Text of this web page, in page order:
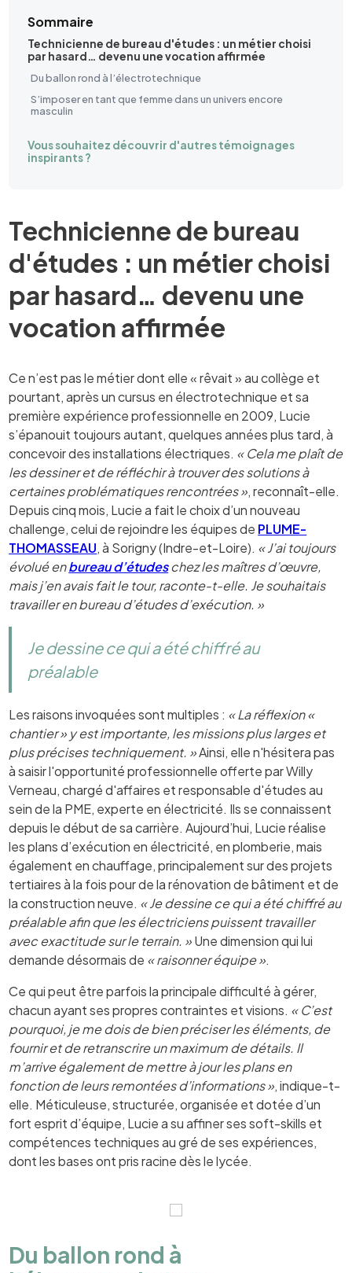
Sommaire
Technicienne de bureau d'études : un métier choisi
par hasard… devenu une vocation affirmée
Du ballon rond à l’électrotechnique
S’imposer en tant que femme dans un univers encore
masculin
Vous souhaitez découvrir d'autres témoignages
inspirants ?
Technicienne de bureau
d'études : un métier choisi
par hasard… devenu une
vocation affirmée
Ce n’est pas le métier dont elle « rêvait » au collège et
pourtant, après un cursus en électrotechnique et sa
première expérience professionnelle en 2009, Lucie
s’épanouit toujours autant, quelques années plus tard, à
concevoir des installations électriques. « Cela me plaît de
les dessiner et de réfléchir à trouver des solutions à
certaines problématiques rencontrées », reconnaît-elle.
Depuis cinq mois, Lucie a fait le choix d’un nouveau
challenge, celui de rejoindre les équipes de PLUME-
THOMASSEAU, à Sorigny (Indre-et-Loire). « J’ai toujours
évolué enbureau d’étudeschez les maîtres d’œuvre,
mais j’en avais fait le tour, raconte-t-elle. Je souhaitais
travailler en bureau d’études d’exécution. »
Je dessine ce qui a été chiffré au
préalable
Les raisons invoquées sont multiples : « La réflexion «
chantier » y est importante, les missions plus larges et
plus précises techniquement. »Ainsi, elle n'hésitera pas
à saisir l'opportunité professionnelle offerte par Willy
Verneau, chargé d'affaires et responsable d'études au
sein de la PME, experte en électricité. Ils se connaissent
depuis le début de sa carrière. Aujourd’hui, Lucie réalise
les plans d’exécution en électricité, en plomberie, mais
également en chauffage, principalement sur des projets
tertiaires à la fois pour de la rénovation de bâtiment et de
la construction neuve. « Je dessine ce qui a été chiffré au
préalable afin que les électriciens puissent travailler
avec exactitude sur le terrain. »Une dimension qui lui
demande désormais de « raisonner équipe ».
Ce qui peut être parfois la principale difficulté à gérer,
chacun ayant ses propres contraintes et visions. « C’est
pourquoi, je me dois de bien préciser les éléments, de
fournir et de retranscrire un maximum de détails. Il
m’arrive également de mettre à jour les plans en
fonction de leurs remontées d’informations », indique-t-
elle. Méticuleuse, structurée, organisée et dotée d’un
fort esprit d’équipe, Lucie a su affiner ses soft-skills et
compétences techniques au gré de ses expériences,
dont les bases ont pris racine dès le lycée.
Du ballon rond à